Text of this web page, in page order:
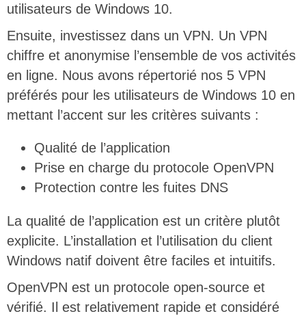
utilisateurs de Windows 10.
Ensuite, investissez dans un VPN. Un VPN
chiffre et anonymise l’ensemble de vos activités
en ligne. Nous avons répertorié nos 5 VPN
préférés pour les utilisateurs de Windows 10 en
mettant l’accent sur les critères suivants :
Qualité de l’application
Prise en charge du protocole OpenVPN
Protection contre les fuites DNS
La qualité de l’application est un critère plutôt
explicite. L’installation et l’utilisation du client
Windows natif doivent être faciles et intuitifs.
OpenVPN est un protocole open-source et
vérifié. Il est relativement rapide et considéré